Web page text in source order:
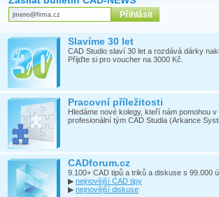
Slavíme 30 let
CAD Studio slaví 30 let a rozdává dárky
Přijďte si pro voucher na 3000 Kč.
Pracovní příležitosti
Hledáme nové kolegy, kteří nám pomohou
profesionální tým CAD Studia (Arkance
CADforum.cz
9.100+ CAD tipů a triků a diskuse s 99.000
▶ nejnovější CAD tipy
▶ nejnovější diskuse